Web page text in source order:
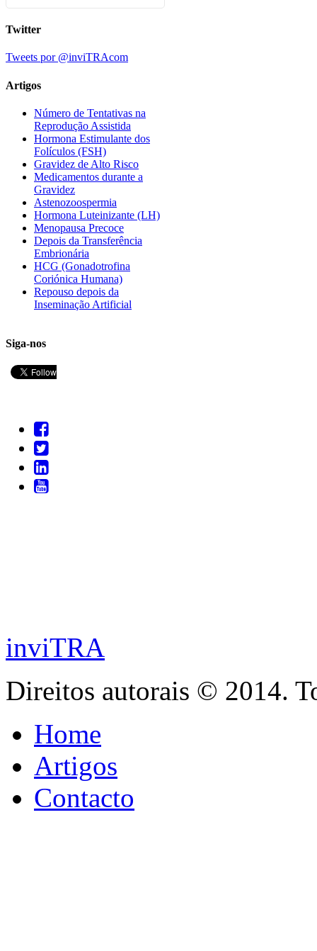
Twitter
Tweets por @inviTRAcom
Artigos
Número de Tentativas na
Reprodução Assistida
Hormona Estimulante dos
Folículos (FSH)
Gravidez de Alto Risco
Medicamentos durante a
Gravidez
Astenozoospermia
Hormona Luteinizante (LH)
Menopausa Precoce
Depois da Transferência
Embrionária
HCG (Gonadotrofina
Coriónica Humana)
Repouso depois da
Inseminação Artificial
Siga-nos
inviTRA
Direitos autorais © 2014.
Home
Artigos
Contacto